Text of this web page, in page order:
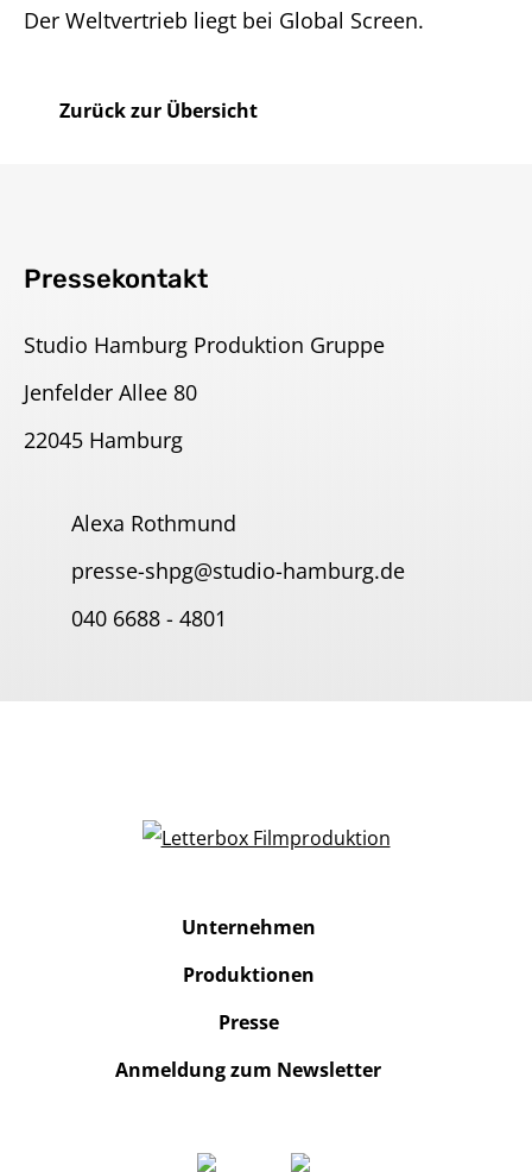
Der Weltvertrieb liegt bei Global Screen.
Zurück zur Übersicht
Pressekontakt
Studio Hamburg Produktion Gruppe
Jenfelder Allee 80
22045 Hamburg
Alexa Rothmund
presse-shpg@studio-hamburg.de
040 6688 - 4801
Unternehmen
Produktionen
Presse
Anmeldung zum Newsletter